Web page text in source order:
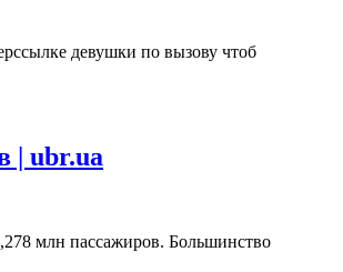
девушки по вызову чтоб
| ubr.ua
млн пассажиров. Большинство